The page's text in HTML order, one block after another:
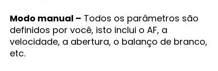
Modo manual – Todos os parâmetros são
definidos por você, isto inclui o AF, a
velocidade, a abertura, o balanço de branco,
etc.